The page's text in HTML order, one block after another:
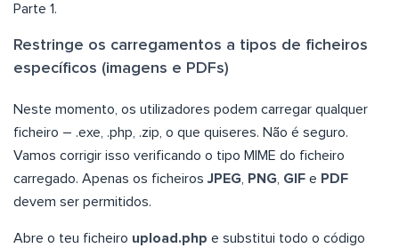
Parte 1.
Restringe os carregamentos a tipos de ficheiros
específicos (imagens e PDFs)
Neste momento, os utilizadores podem carregar qualquer
ficheiro – .exe, .php, .zip, o que quiseres. Não é seguro.
Vamos corrigir isso verificando o tipo MIME do ficheiro
carregado. Apenas os ficheirosJPEG PNG GIF e PDF
devem ser permitidos.
Abre o teu ficheiro upload.php e substitui todo o código